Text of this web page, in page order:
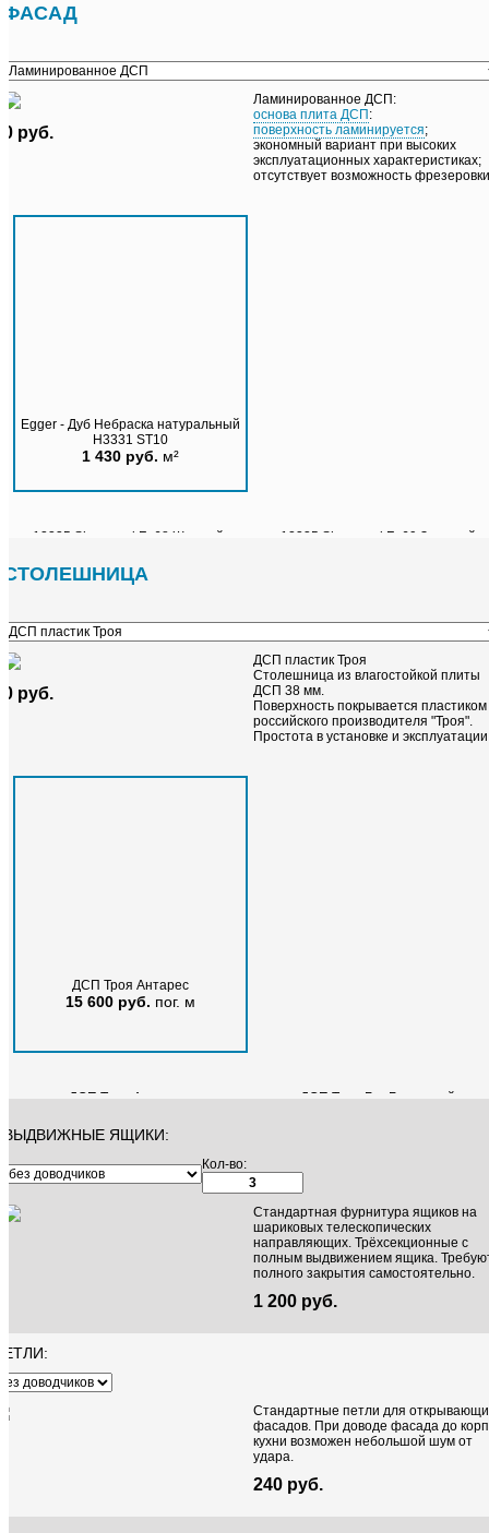
ФАСАД
0 руб.
Ламинированное ДСП:
основа плита ДСП :
поверхность ламинируется;
экономный вариант при высоких
эксплуатационных характеристиках;
отсутствует возможность
Egger - Дуб Небраска натуральный
H3331 ST10
1 430 руб. м²
12335 Sherwood Fa68 Желтый 12335 Sherwood Fa69 Зеленый
1 430 руб.м²
Egger - Баменда венге тёмный
H1116 ST12
1 430 руб.м²
СТОЛЕШНИЦА
0 руб.
ДСП пластик Троя
Столешница из влагостойкой плиты
ДСП 38 мм.
Поверхность покрывается пластиком
российского производителя "Троя".
Простота в установке и
ДСП Троя Антарес
15 600 руб. пог. м
ДСП Троя Ардезия ДСП Троя Бук Баденский
ДСП Троя Бук натуральный
15 600 руб.пог. м
ВЫДВИЖНЫЕ ЯЩИКИ:
Кол-во:
Стандартная фурнитура ящиков на
шариковых телескопических
направляющих. Трёхсекционные с
полным выдвижением ящика.
полного закрытия самостоятельно.
1 200 руб.
Стандартные петли для
фасадов. При доводе фасада до
кухни возможен небольшой шум от
удара.
240 руб.